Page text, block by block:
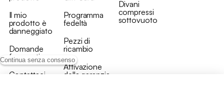
Continua senza consenso
Il mio
prodotto è
danneggiato
Domande
frequenti
Contattaci
Programma
fedeltà
Pezzi di
ricambio
Attivazione
della garanzia
Divani
compressi
sottovuoto